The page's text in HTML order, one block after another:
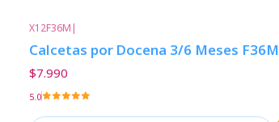
X12F36M |
Calcetas por Docena 3/6 Meses F36M
$7.990
5.0